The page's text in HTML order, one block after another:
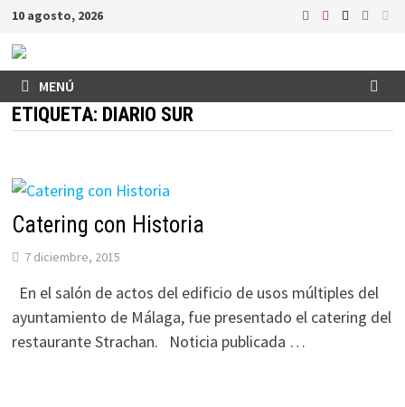
Saltar
contenido
10 agosto, 2026
MENÚ
ETIQUETA: DIARIO SUR
Catering con Historia
7 diciembre, 2015
En el salón de actos del edificio de usos múltiples del
ayuntamiento de Málaga, fue presentado el catering del
restaurante Strachan. Noticia publicada …